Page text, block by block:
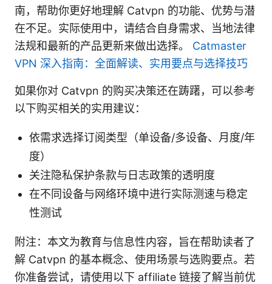
南，帮助你更好地理解 Catvpn 的功能、优势与潜
在不足。实际使用中，请结合自身需求、当地法律
法规和最新的产品更新来做出选择。 Catmaster
VPN 深入指南：全面解读、实用要点与选择技巧
如果你对 Catvpn 的购买决策还在踌躇，可以参考
以下购买相关的实用建议：
依需求选择订阅类型（单设备/多设备、月度/年
度）
关注隐私保护条款与日志政策的透明度
在不同设备与网络环境中进行实际测速与稳定
性测试
附注：本文为教育与信息性内容，旨在帮助读者了
解 Catvpn 的基本概念、使用场景与选购要点。若
你准备尝试，请使用以下 affiliate 链接了解当前优